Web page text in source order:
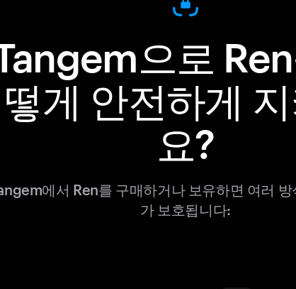
으로
떻게 안전하게
요?
에서 Ren를 구매하거나 보유하면 여러 방
가 보호됩니다: